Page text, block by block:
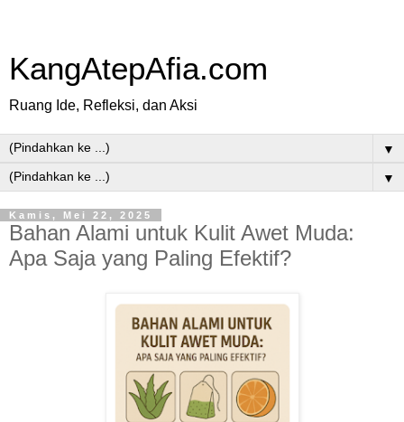
KangAtepAfia.com
Ruang Ide, Refleksi, dan Aksi
▼
▼
Kamis, Mei 22, 2025
Bahan Alami untuk Kulit Awet Muda:
Apa Saja yang Paling Efektif?